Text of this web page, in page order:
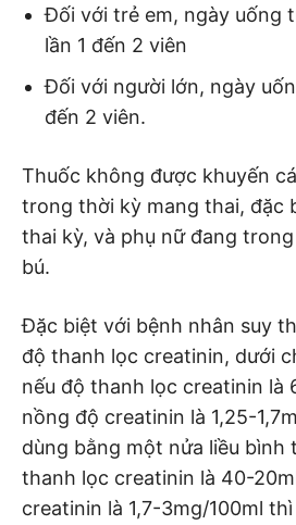
Đối với trẻ em, ngày uống
lần 1 đến 2 viên
Đối với người lớn, ngày
đến 2 viên.
Thuốc không được khuyến
trong thời kỳ mang thai, đặc
thai kỳ, và phụ nữ đang
bú.
Đặc biệt với bệnh nhân suy
độ thanh lọc creatinin, dưới
nếu độ thanh lọc creatinin là
nồng độ creatinin là 1,25-
dùng bằng một nửa liều bình
thanh lọc creatinin là 40-
creatinin là 1,7-3mg/100ml